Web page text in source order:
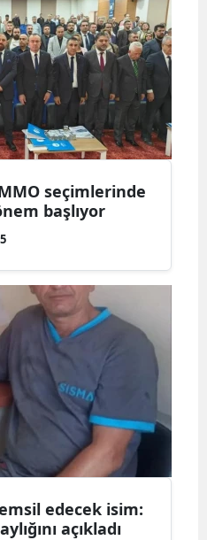
seçimlerinde
başlıyor
edecek isim:
açıkladı